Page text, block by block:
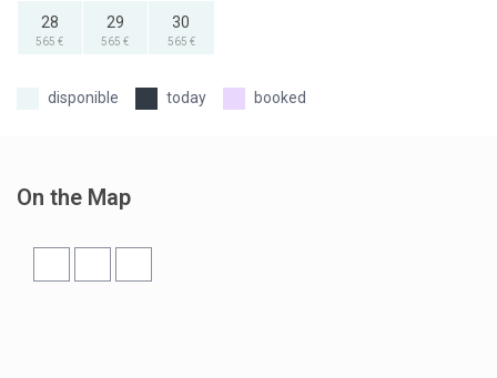
28
565 €
29
565 €
30
565 €
today booked
On the Map